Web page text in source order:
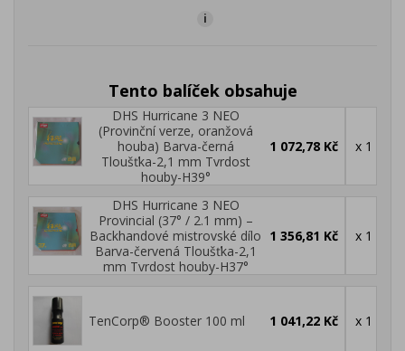
i
Tento balíček obsahuje
DHS Hurricane 3 NEO
(Provinční verze, oranžová
houba) Barva-černá
Tloušťka-2,1 mm Tvrdost
houby-H39°
1 072,78 Kč x 1
DHS Hurricane 3 NEO
Provincial (37° / 2.1 mm) –
Backhandové mistrovské dílo
Barva-červená Tloušťka-2,1
mm Tvrdost houby-H37°
1 356,81 Kč x 1
TenCorp® Booster 100 ml 1 041,22 Kč x 1